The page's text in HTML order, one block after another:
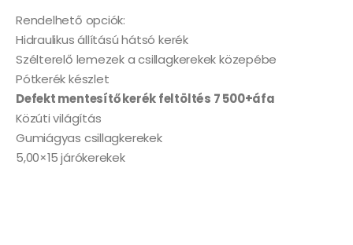
Rendelhető opciók:
Hidraulikus állítású hátsó kerék
Szélterelő lemezek a csillagkerekek közepébe
Pótkerék készlet
Defekt mentesítő kerék feltöltés 7 500+áfa
Közúti világítás
Gumiágyas csillagkerekek
5,00×15 járókerekek